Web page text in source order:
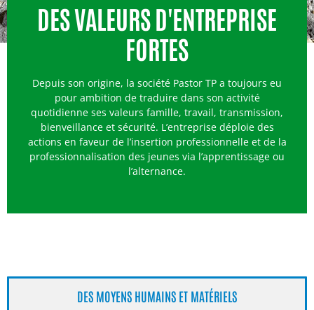
DES VALEURS D'ENTREPRISE
FORTES
Depuis son origine, la société Pastor TP a toujours eu
pour ambition de traduire dans son activité
quotidienne ses valeurs famille, travail, transmission,
bienveillance et sécurité. L’entreprise déploie des
actions en faveur de l’insertion professionnelle et de la
professionnalisation des jeunes via l’apprentissage ou
l’alternance.
DES MOYENS HUMAINS ET MATÉRIELS